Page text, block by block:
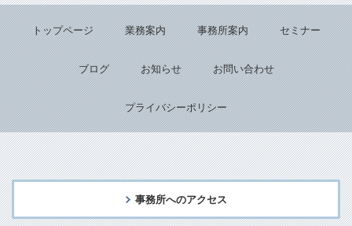
トップページ 業務案内 事務所案内 セミナー
ブログ お知らせ お問い合わせ
プライバシーポリシー
事務所へのアクセス